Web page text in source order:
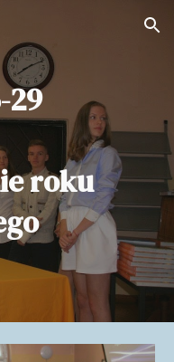
Skip to navigation
29
roku